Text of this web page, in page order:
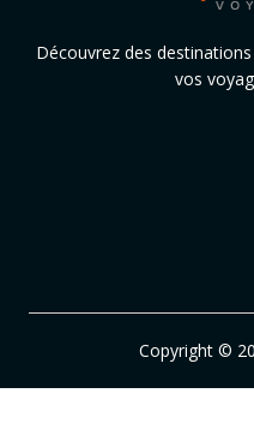
Découvrez des
vos
Copyright ©